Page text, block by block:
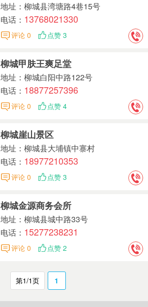
地址：柳城县湾塘路4巷15号
电话： 13768021330
评论 0 点赞 3
柳城甲肤王爽足堂
地址：柳城白阳中路122号
电话： 18877257396
评论 0 点赞 4
柳城崖山景区
地址：柳城县大埔镇中寨村
电话： 18977210353
评论 0 点赞 3
柳城金源商务会所
地址：柳城县城中路33号
电话： 15277238231
评论 0 点赞 2
第1/1页 1